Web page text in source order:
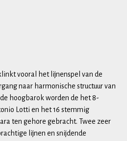
vooral het lijnenspel van de
naar harmonische structuur van
hoogbarok worden de het 8-
Lotti en het 16 stemmig
ten gehore gebracht. Twee zeer
lijnen en snijdende